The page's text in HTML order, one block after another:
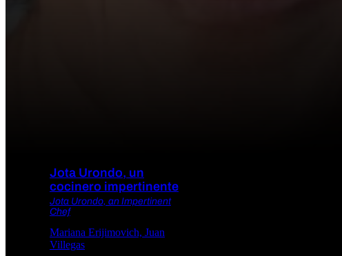
Jota Urondo, un
cocinero impertinente
Jota Urondo, an Impertinent
Chef
Mariana Erijimovich, Juan
Villegas